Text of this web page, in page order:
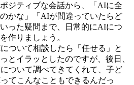
ジティブな会話から、「AIに全
かな」「AIが間違っていたらど
った疑問まで、日常的にAIにつ
作りましょう。
ついて相談したら「任せる」と
とイラッとしたのですが、後日、
ついて調べてきてくれて、子ど
てこんなこともできるんだっ